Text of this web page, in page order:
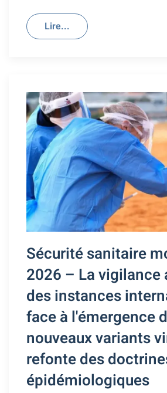
Lire...
Sécurité sanitaire
2026 – La vigilance
des instances
face à l'émergence
nouveaux variants
refonte des
épidémiologiques